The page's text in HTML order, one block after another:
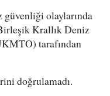
güvenliği olaylarında
Krallık Deniz
tarafından
doğrulamadı.